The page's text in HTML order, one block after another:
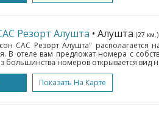
Резорт Алушта • Алушта (27 км.)
САС Резорт Алушта" располагается
В отеле вам предложат номера с
большинства номеров открывается вид
Показать На Карте